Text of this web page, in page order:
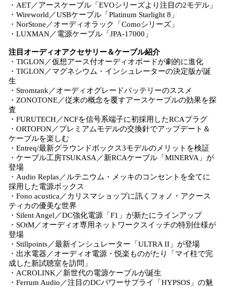
・AET／アースケーブル「EVOシリーズより注目の2モデル」
・Wireworld／USBケーブル「Platinum Starlight 8」
・NorStone／オーディオラック「Comoシリーズ」
・LUXMAN／電源ケーブル「JPA-17000」
注目オーディオアクセサリー＆ケーブル紹介
・TIGLON／仮想アース付オーディオボードが劇的に進化
・TIGLON／マグネシウム・インシュレーターの決定版が誕
生
・Stromtank／オーディオグレードバッテリーのススメ
・ZONOTONE／従来の概念を覆すアースケーブルの効果を探
査
・FURUTECH／NCFを信号系端子に初採用したRCAプラグ
・ORTOFON／プレミアムモデルの交換針でアップデート＆
ケーブルを楽しむ
・Entreq/最新グラウンドボックス3モデルのメリットを検証
・ケーブル工房TSUKASA／新RCAケーブル「MINERVA」が
登場
・Audio Replas／ルテニウム・メッキのコンセントを全てに
採用した電源ボックス
・Fono acustica／カリスマショップに訊くフォノ・アクース
ティカの優美な世界
・Silent Angel／DC強化電源「F1」が新たにラインアップ
・SOtM／オーディオ専用ネットワークスイッチの特別仕様が
登場
・Stillpoints／最新インシュレーター「ULTRA II」が登場
・出水電器／オーディオ電源・悦楽ものがたり「マイ柱で完
成した新試聴室を訪問」
・ACROLINK／新世代の電源ケーブルが誕生
・Ferrum Audio／注目のDCパワーサプライ「HYPSOS」の魅